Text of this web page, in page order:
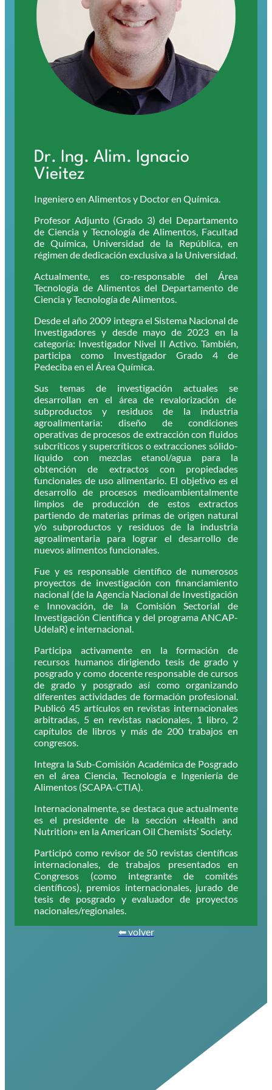
Dr. Ing. Alim. Ignacio
Vieitez
Ingeniero en Alimentos y Doctor en Química.
Profesor Adjunto (Grado 3) del Departamento
de Ciencia y Tecnología de Alimentos, Facultad
de Química, Universidad de la República, en
régimen de dedicación exclusiva a la Universidad.
Actualmente, es co-responsable del Área
Tecnología de Alimentos del Departamento de
Ciencia y Tecnología de Alimentos.
Desde el año 2009 integra el Sistema Nacional de
Investigadores y desde mayo de 2023 en la
categoría: Investigador Nivel II Activo. También,
participa como Investigador Grado 4 de
Pedeciba en el Área Química.
Sus temas de investigación actuales se
desarrollan en el área de revalorización de
subproductos y residuos de la industria
agroalimentaria: diseño de condiciones
operativas de procesos de extracción con fluidos
subcríticos y supercríticos o extracciones sólido-
líquido con mezclas etanol/agua para la
obtención de extractos con propiedades
funcionales de uso alimentario. El objetivo es el
desarrollo de procesos medioambientalmente
limpios de producción de estos extractos
partiendo de materias primas de origen natural
y/o subproductos y residuos de la industria
agroalimentaria para lograr el desarrollo de
nuevos alimentos funcionales.
Fue y es responsable científico de numerosos
proyectos de investigación con financiamiento
nacional (de la Agencia Nacional de Investigación
e Innovación, de la Comisión Sectorial de
Investigación Científica y del programa ANCAP-
UdelaR) e internacional.
Participa activamente en la formación de
recursos humanos dirigiendo tesis de grado y
posgrado y como docente responsable de cursos
de grado y posgrado así como organizando
diferentes actividades de formación profesional.
Publicó 45 artículos en revistas internacionales
arbitradas, 5 en revistas nacionales, 1 libro, 2
capítulos de libros y más de 200 trabajos en
congresos.
Integra la Sub-Comisión Académica de Posgrado
en el área Ciencia, Tecnología e Ingeniería de
Alimentos (SCAPA-CTIA).
Internacionalmente, se destaca que actualmente
es el presidente de la sección «Health and
Nutrition» en la American Oil Chemists’ Society.
Participó como revisor de 50 revistas científicas
internacionales, de trabajos presentados en
Congresos (como integrante de comités
científicos), premios internacionales, jurado de
tesis de posgrado y evaluador de proyectos
nacionales/regionales.
⬅ volver